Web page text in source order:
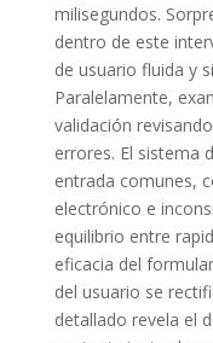
milisegundos.
dentro de este
de usuario fluida y
Paralelamente,
validación
errores. El sistema
entrada comunes,
electrónico e
equilibrio entre
eficacia del
del usuario se
detallado revela el